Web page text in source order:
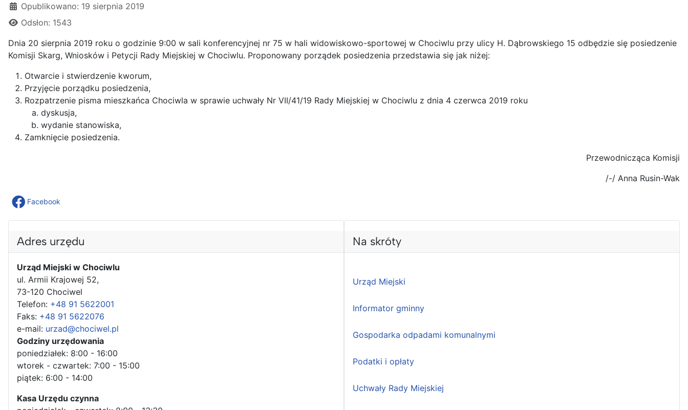
Szczegóły
Opublikowano: 19 sierpnia 2019
Odsłon: 1543
Dnia 20 sierpnia 2019 roku o godzinie 9:00 w sali konferencyjnej nr 75 w hali widowiskowo-sportowej w Chociwlu przy ulicy H. Dąbrowskiego 15 odbędzie się posiedzenie
Komisji Skarg, Wniosków i Petycji Rady Miejskiej w Chociwlu. Proponowany porządek posiedzenia przedstawia się jak niżej:
Otwarcie i stwierdzenie kworum,
Przyjęcie porządku posiedzenia,
Rozpatrzenie pisma mieszkańca Chociwla w sprawie uchwały Nr VII/41/19 Rady Miejskiej w Chociwlu z dnia 4 czerwca 2019 roku
dyskusja,
wydanie stanowiska,
Zamknięcie posiedzenia.
Przewodnicząca Komisji
/-/ Anna Rusin-Wak
Facebook
Adres urzędu
Urząd Miejski w Chociwlu
ul. Armii Krajowej 52,
73-120 Chociwel
Telefon: +48 91 5622001
Faks: +48 91 5622076
e-mail: urzad@chociwel.pl
Godziny urzędowania
poniedziałek: 8:00 - 16:00
wtorek - czwartek: 7:00 - 15:00
piątek: 6:00 - 14:00
Kasa Urzędu czynna
Na skróty
Urząd Miejski
Informator gminny
Gospodarka odpadami komunalnymi
Podatki i opłaty
Uchwały Rady Miejskiej